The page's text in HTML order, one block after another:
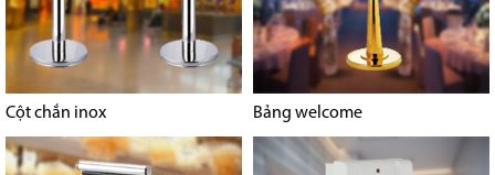
Cột chắn inox Bảng welcome